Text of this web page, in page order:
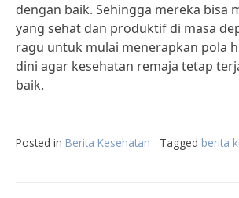
dengan baik. Sehingga mereka bisa
yang sehat dan produktif di masa
ragu untuk mulai menerapkan pola
dini agar kesehatan remaja tetap
baik.
Posted in Berita Kesehatan Tagged berita